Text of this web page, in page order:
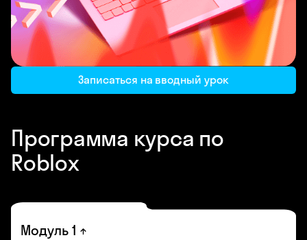
Записаться на вводный урок
Программа курса по
Roblox
Модуль 1